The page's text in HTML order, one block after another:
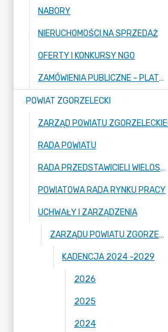
NABORY
NIERUCHOMOŚCI NA SPRZEDAŻ
OFERTY I KONKURSY NGO
ZAMÓWIENIA PUBLICZNE - PLATFORMA ZAKUPOWA
POWIAT ZGORZELECKI
ZARZĄD POWIATU
RADA POWIATU
RADA PRZEDSTAWICIELI WIELOSPECJALISTYCZNEGO ZESPOŁU OPIEKI ZDROWOTNEJ "BOLESŁAWIEC-ZGORZELEC" SAMODZIELNEGO PUBLICZNEGO ZAKŁADU OPIEKI ZDROWOTNEJ
POWIATOWA RADA RYNKU PRACY
UCHWAŁY I ZARZĄDZENIA
ZARZĄDU POWIATU ZGORZELECKIEGO
KADENCJA 2024 -2029
2026
2025
2024